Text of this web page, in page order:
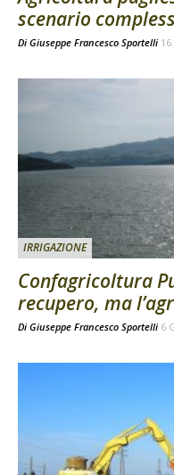
scenario
Di Giuseppe Francesco Sportelli
IRRIGAZIONE
Confagricoltura
recupero, ma
Di Giuseppe Francesco Sportelli 6